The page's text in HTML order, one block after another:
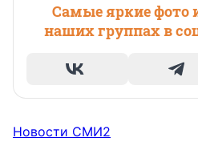
Самые яркие фото
наших группах в
Новости СМИ2